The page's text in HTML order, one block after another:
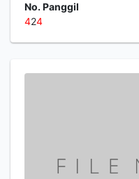
No. Panggil
424